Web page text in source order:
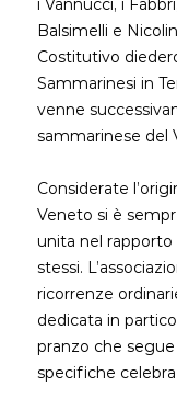
i Vannucci, i
Balsimelli e
Costitutivo
Sammarinesi in
venne
sammarinese del
Considerate
Veneto si è
unita nel rapporto
stessi.
ricorrenze
dedicata in
pranzo che segue
specifiche